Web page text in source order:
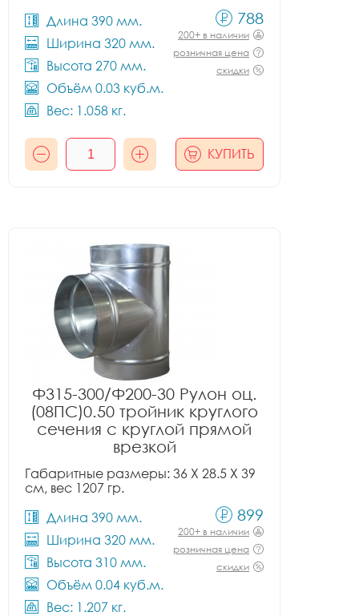
Длина 390 мм.
Ширина 320 мм.
Высота 270 мм.
Объём 0.03 куб.м.
Вес: 1.058 кг.
788
200+ в наличии
розничная цена
скидки
КУПИТЬ
Ф315-300/Ф200-30 Рулон оц.
(08ПС)0.50 тройник круглого
сечения с круглой прямой
врезкой
Габаритные размеры: 36 X 28.5 X 39
см, вес 1207 гр.
Длина 390 мм.
Ширина 320 мм.
Высота 310 мм.
Объём 0.04 куб.м.
Вес: 1.207 кг.
899
200+ в наличии
розничная цена
скидки